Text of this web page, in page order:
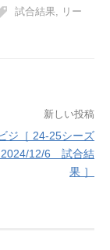
試合結果, リー
新しい投稿
ジ［ 24-25シーズ
2024/12/6 試合結
果 ］